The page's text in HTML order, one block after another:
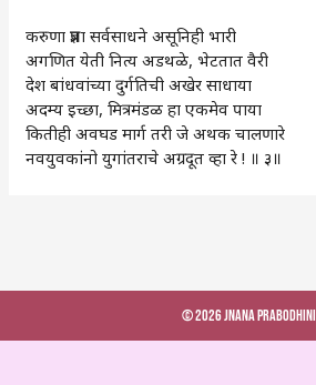
करुणा प्रज्ञा सर्वसाधने असूनिही भारी
अगणित येती नित्य अडथळे, भेटतात वैरी
देश बांधवांच्या दुर्गतिची अखेर साधाया
अदम्य इच्छा, मित्रमंडळ हा एकमेव पाया
कितीही अवघड मार्ग तरी जे अथक चालणारे
नवयुवकांनो युगांतराचे अग्रदूत व्हा रे ! ॥ ३॥
© 2026 Jnana Prabodhini